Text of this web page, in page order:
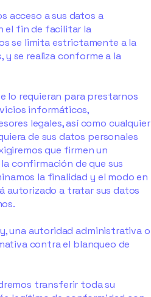
acceso a sus datos a
el fin de facilitar la
se limita estrictamente a la
y se realiza conforme a la
lo requieran para prestarnos
informáticos,
legales, así como cualquier
de sus datos personales
que firmen un
confirmación de que sus
la finalidad y el modo en
autorizado a tratar sus datos
una autoridad administrativa o
contra el blanqueo de
transferir toda su